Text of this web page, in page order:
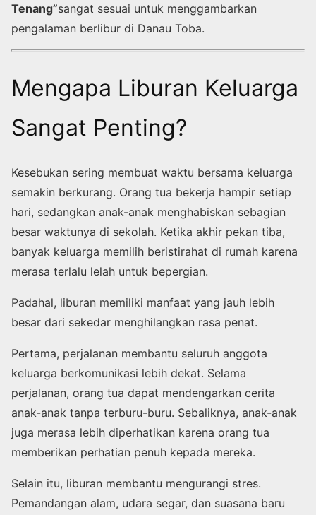
Tenang”sangat sesuai untuk menggambarkan
pengalaman berlibur di Danau Toba.
Mengapa Liburan Keluarga
Sangat Penting?
Kesebukan sering membuat waktu bersama keluarga
semakin berkurang. Orang tua bekerja hampir setiap
hari, sedangkan anak-anak menghabiskan sebagian
besar waktunya di sekolah. Ketika akhir pekan tiba,
banyak keluarga memilih beristirahat di rumah karena
merasa terlalu lelah untuk bepergian.
Padahal, liburan memiliki manfaat yang jauh lebih
besar dari sekedar menghilangkan rasa penat.
Pertama, perjalanan membantu seluruh anggota
keluarga berkomunikasi lebih dekat. Selama
perjalanan, orang tua dapat mendengarkan cerita
anak-anak tanpa terburu-buru. Sebaliknya, anak-anak
juga merasa lebih diperhatikan karena orang tua
memberikan perhatian penuh kepada mereka.
Selain itu, liburan membantu mengurangi stres.
Pemandangan alam, udara segar, dan suasana baru